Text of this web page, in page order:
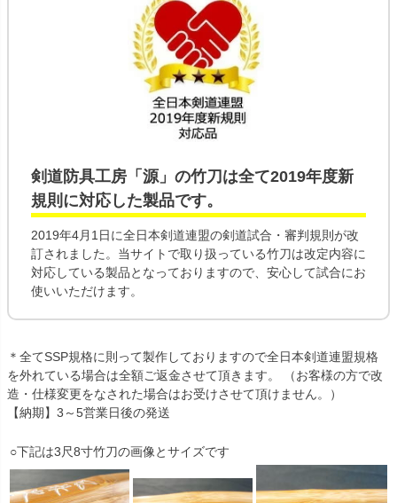
剣道防具工房「源」の竹刀 は全て2019年度新
規則 に対応した製品です。
2019年4月1日に全日本剣道連盟の剣道試合・審判規則が改
訂されました。当サイトで取り扱っている竹刀は改定内容に
対応している製品となっておりますので、安心して試合にお
使いいただけます。
＊全てSSP規格に則って製作しておりますので全日本剣道連盟規格
を外れている場合は全額ご返金させて頂きます。 （お客様の方で改
造・仕様変更をなされた場合はお受けさせて頂けません。）
【納期】3～5営業日後の発送
○下記は3尺8寸竹刀の画像とサイズです